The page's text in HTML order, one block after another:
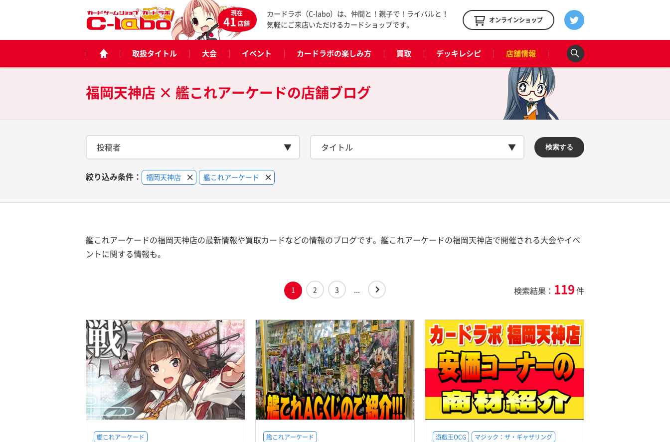
現在
41店舗
カードラボ（C-labo）は、仲間と！親子で！ライバルと！
気軽にご来店いただけるカードショップです。
オンラインショップ
取扱タイトル 大会 イベント カードラボの楽しみ方 買取 デッキレシピ 店舗情報
福岡天神店 × 艦これアーケードの店舗ブログ
投稿者 タイトル 検索する
絞り込み条件： 福岡天神店 艦これアーケード
艦これアーケードの福岡天神店の最新情報や買取カードなどの情報のブログです。艦これアーケードの福岡天神店で開催される大会やイベ
ントに関する情報も。
1 2 3 ... 検索結果： 119件
艦これアーケード 艦これアーケード 遊戯王OCG
マジック：ザ・ギャザリング